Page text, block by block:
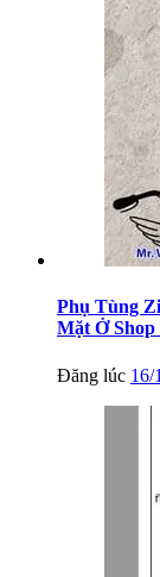
Phụ Tùng
Mặt Ở
Đăng lúc 16/